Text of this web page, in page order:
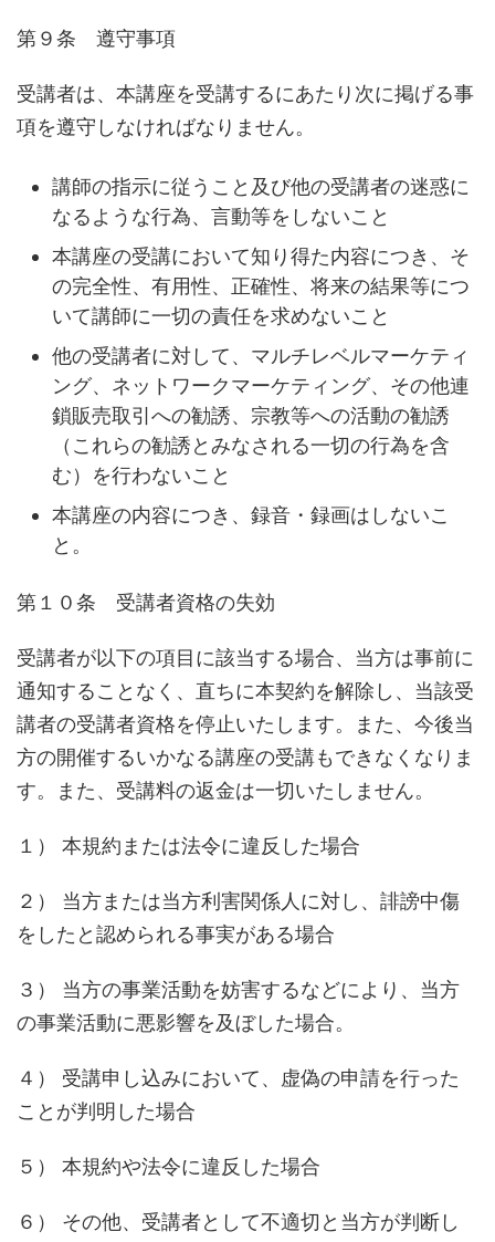
第９条 遵守事項
受講者は、本講座を受講するにあたり次に掲げる事
項を遵守しなければなりません。
講師の指示に従うこと及び他の受講者の迷惑に
なるような行為、言動等をしないこと
本講座の受講において知り得た内容につき、そ
の完全性、有用性、正確性、将来の結果等につ
いて講師に一切の責任を求めないこと
他の受講者に対して、マルチレベルマーケティ
ング、ネットワークマーケティング、その他連
鎖販売取引への勧誘、宗教等への活動の勧誘
（これらの勧誘とみなされる一切の行為を含
む）を行わないこと
本講座の内容につき、録音・録画はしないこ
と。
第１０条 受講者資格の失効
受講者が以下の項目に該当する場合、当方は事前に
通知することなく、直ちに本契約を解除し、当該受
講者の受講者資格を停止いたします。また、今後当
方の開催するいかなる講座の受講もできなくなりま
す。また、受講料の返金は一切いたしません。
１） 本規約または法令に違反した場合
２） 当方または当方利害関係人に対し、誹謗中傷
をしたと認められる事実がある場合
３） 当方の事業活動を妨害するなどにより、当方
の事業活動に悪影響を及ぼした場合。
４） 受講申し込みにおいて、虚偽の申請を行った
ことが判明した場合
５） 本規約や法令に違反した場合
６） その他、受講者として不適切と当方が判断し